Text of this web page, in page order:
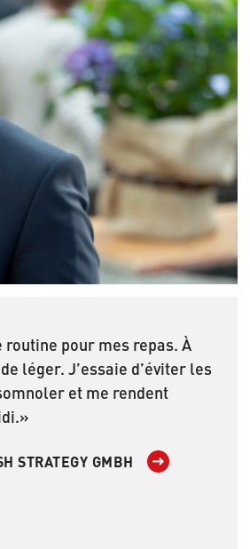
pour mes repas. À
léger. J’essaie d’éviter les
et me rendent
STRATEGY GMBH